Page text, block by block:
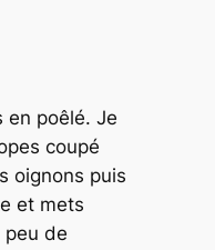
en poêlé. Je
coupé
oignons puis
et mets
peu de